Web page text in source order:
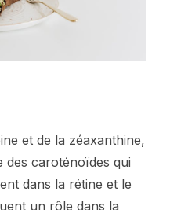
et de la zéaxanthine,
des caroténoïdes qui
dans la rétine et le
un rôle dans la